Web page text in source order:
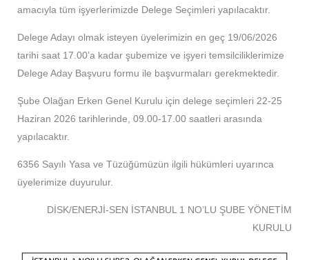
amacıyla tüm işyerlerimizde Delege Seçimleri yapılacaktır.
Delege Adayı olmak isteyen üyelerimizin en geç 19/06/2026
tarihi saat 17.00’a kadar şubemize ve işyeri temsilciliklerimize
Delege Aday Başvuru formu ile başvurmaları gerekmektedir.
Şube Olağan Erken Genel Kurulu için delege seçimleri 22-25
Haziran 2026 tarihlerinde, 09.00-17.00 saatleri arasında
yapılacaktır.
6356 Sayılı Yasa ve Tüzüğümüzün ilgili hükümleri uyarınca
üyelerimize duyurulur.
DİSK/ENERJİ-SEN İSTANBUL 1 NO’LU ŞUBE YÖNETİM
KURULU